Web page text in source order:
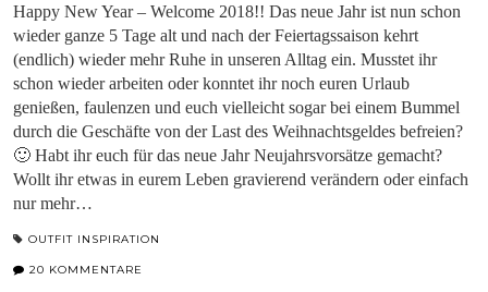
Happy New Year – Welcome 2018!! Das neue Jahr ist nun schon
wieder ganze 5 Tage alt und nach der Feiertagssaison kehrt
(endlich) wieder mehr Ruhe in unseren Alltag ein. Musstet ihr
schon wieder arbeiten oder konntet ihr noch euren Urlaub
genießen, faulenzen und euch vielleicht sogar bei einem Bummel
durch die Geschäfte von der Last des Weihnachtsgeldes befreien?
🙂 Habt ihr euch für das neue Jahr Neujahrsvorsätze gemacht?
Wollt ihr etwas in eurem Leben gravierend verändern oder einfach
nur mehr…
OUTFIT INSPIRATION
20 KOMMENTARE